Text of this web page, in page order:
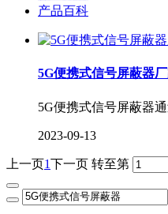
产品百科
5G便携式信号屏蔽器
5G便携式信号屏蔽器
2023-09-13
上一页1下一页 转至第